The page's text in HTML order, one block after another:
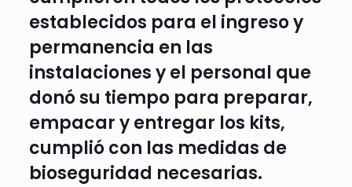
establecidos para el ingreso y
permanencia en las
instalaciones y el personal que
donó su tiempo para preparar,
empacar y entregar los kits,
cumplió con las medidas de
bioseguridad necesarias.